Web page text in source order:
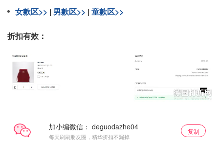
女款区>> | 男款区>> | 童款区>>
折扣有效：
加小编微信：
每天刷刷朋友圈，精华折扣不漏掉
复制